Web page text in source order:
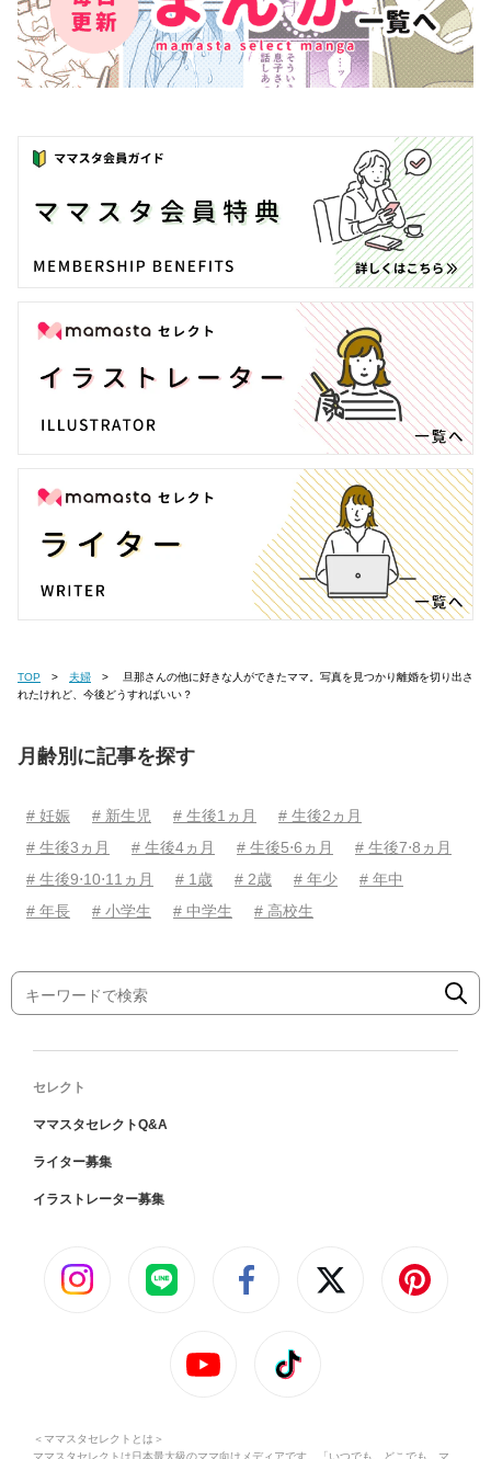
TOP 夫婦
れたけれど、今後どうすればいい？
月齢別に記事を探す
# 妊娠 # 新生児 # 生後1ヵ月
# 生後2ヵ月
# 生後3ヵ月
# 生後4ヵ月 # 生後5⋅6ヵ月
# 生後7⋅8ヵ月
# 生後9⋅10⋅11ヵ月
# 1歳 # 2歳 # 年少
# 年中
# 年長
# 小学生 # 中学生 # 高校生
セレクト
ママスタセレクトQ&A
ライター募集
イラストレーター募集
＜ママスタセレクトとは＞
ママスタセレクトは日本最大級のママ向けメディアです。「いつでも、どこでも、マ